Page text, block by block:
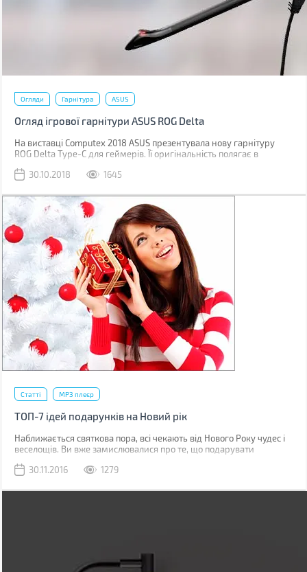
Огляди Гарнітура ASUS
Огляд ігрової гарнітури ASUS ROG Delta
На виставці Computex 2018 ASUS презентувала нову гарнітуру
ROG Delta Type-C для геймерів. Її оригінальність полягає в
перетворювачі й райдужному RGB підсвічуванні. А підключається
30.10.2018 1645
Статті MP3 плеєр
ТОП-7 ідей подарунків на Новий рік
Наближається святкова пора, всі чекають від Нового Року чудес і
веселощів. Ви вже замислювалися про те, що подарувати
Гід підготував для Вас декілька чудових ідей для подарунків на
30.11.2016 1279